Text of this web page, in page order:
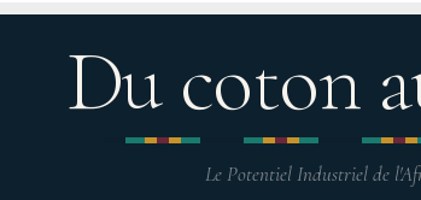
Du coton
Le Potentiel Industriel de